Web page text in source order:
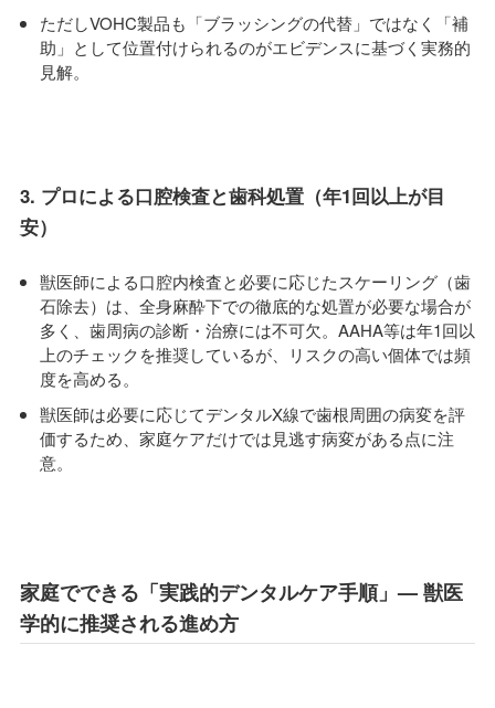
ただしVOHC製品も「ブラッシングの代替」ではなく「補
助」として位置付けられるのがエビデンスに基づく実務的
見解。
3. プロによる口腔検査と歯科処置（年1回以上が目
安）
獣医師による口腔内検査と必要に応じたスケーリング（歯
石除去）は、全身麻酔下での徹底的な処置が必要な場合が
多く、歯周病の診断・治療には不可欠。AAHA等は年1回以
上のチェックを推奨しているが、リスクの高い個体では頻
度を高める。
獣医師は必要に応じてデンタルX線で歯根周囲の病変を評
価するため、家庭ケアだけでは見逃す病変がある点に注
意。
家庭でできる「実践的デンタルケア手順」— 獣医
学的に推奨される進め方